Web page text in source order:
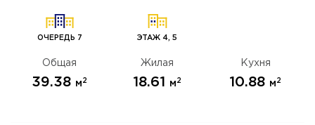
ОЧЕРЕДЬ 7 ЭТАЖ 4, 5
Общая
39.38 м 2
Жилая
18.61 м 2
Кухня
10.88 м 2